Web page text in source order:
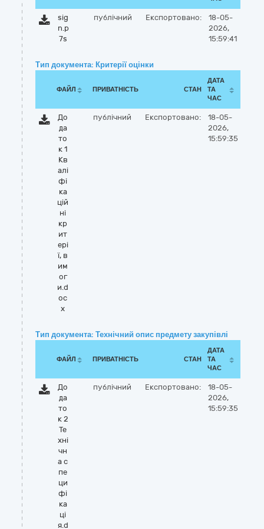
sig
n.p
7s
публічний Експортовано:
18-05-
2026,
15:59:41
Тип документа: Критерії оцінки
ФАЙЛ ПРИВАТНІСТЬ СТАН
ДАТА
ТА
ЧАС
До
да
то
к 1
Кв
алі
фі
ка
цій
ні
кр
ит
ері
ї, в
им
ог
и.d
oc
x
публічний Експортовано:
18-05-
2026,
15:59:35
Тип документа: Технічний опис предмету закупівлі
ФАЙЛ ПРИВАТНІСТЬ СТАН
ДАТА
ТА
ЧАС
До
да
то
к 2
Те
хні
чн
а с
пе
ци
фі
ка
ці
я.d
публічний Експортовано:
18-05-
2026,
15:59:35